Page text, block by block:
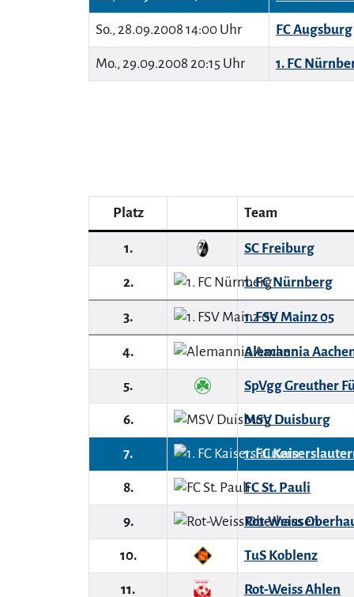
So., 28.09.2008 14:00 Uhr FC Augsburg
Mo., 29.09.2008 20:15 Uhr 1. FC
Platz Team
1. SC Freiburg
2. 1. FC Nürnberg
3. 1. FSV Mainz 05
4. Alemannia
5. SpVgg Greuther
6. MSV Duisburg
7. 1. FC
8. FC St. Pauli
9. Rot-Weiss
10. TuS Koblenz
11. Rot-Weiss Ahlen